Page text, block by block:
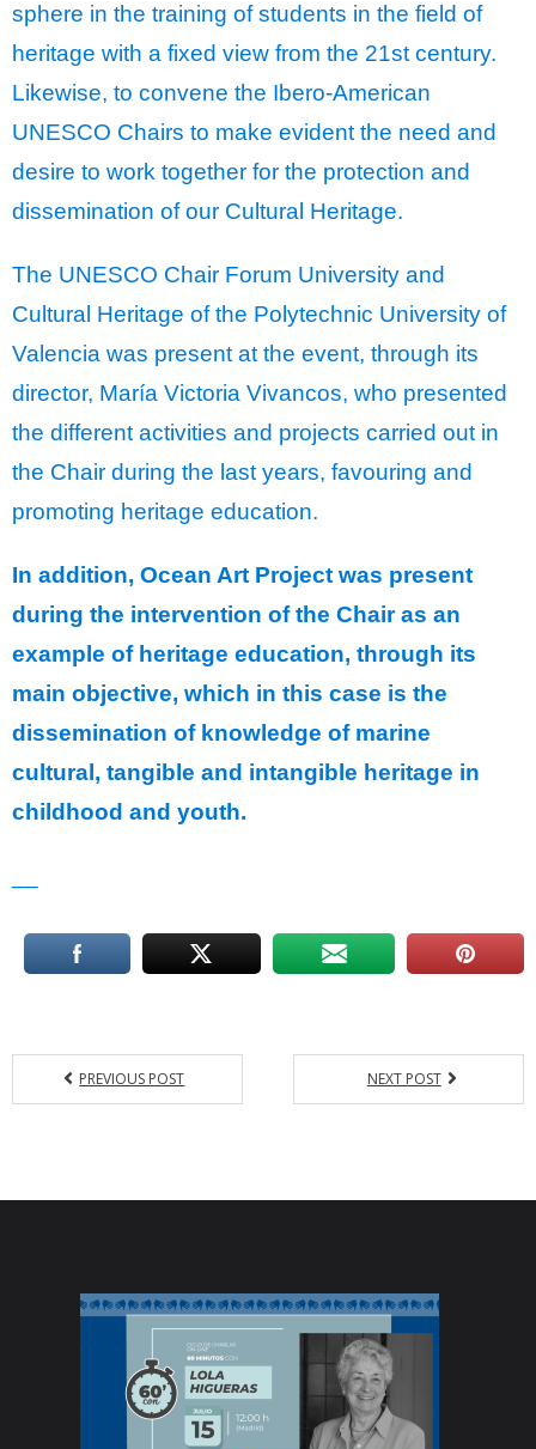
sphere in the training of students in the field of
heritage with a fixed view from the 21st century.
Likewise, to convene the Ibero-American
UNESCO Chairs to make evident the need and
desire to work together for the protection and
dissemination of our Cultural Heritage.
The UNESCO Chair Forum University and
Cultural Heritage of the Polytechnic University of
Valencia was present at the event, through its
director, María Victoria Vivancos, who presented
the different activities and projects carried out in
the Chair during the last years, favouring and
promoting heritage education.
In addition, Ocean Art Project was present
during the intervention of the Chair as an
example of heritage education, through its
main objective, which in this case is the
dissemination of knowledge of marine
cultural, tangible and intangible heritage in
childhood and youth.
PREVIOUS POST NEXT POST